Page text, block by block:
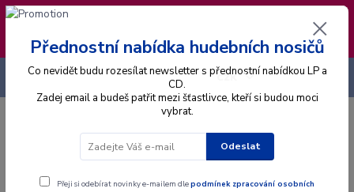
❣️ Od 4.8. do 13.8. čerpám dovolenou. Datum
expedice objednávek se posouvá na pátek
14.8.2026 🐋
Menu
CZK
+420 725 736 293
Přednostní nabídka hudebních nosičů
Co nevidět budu rozesílat newsletter s přednostní nabídkou LP a
CD.
Zadej email a budeš patřit mezi šťastlivce, kteří si budou moci
vybrat.
Odeslat
Přeji si odebírat novinky e-mailem dlepodmínek zpracování osobních